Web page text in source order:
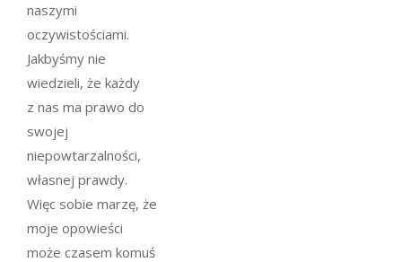
naszymi
oczywistościami.
Jakbyśmy nie
wiedzieli, że każdy
z nas ma prawo do
swojej
niepowtarzalności,
własnej prawdy.
Więc sobie marzę, że
moje opowieści
może czasem komuś